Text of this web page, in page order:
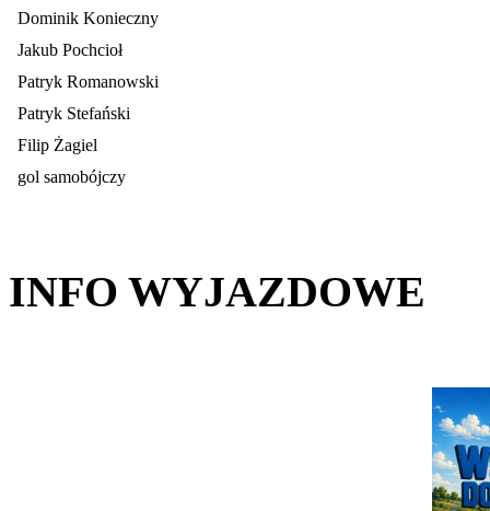
Dominik Konieczny
Jakub Pochcioł
Patryk Romanowski
Patryk Stefański
Filip Żagiel
gol samobójczy
INFO WYJAZDOWE